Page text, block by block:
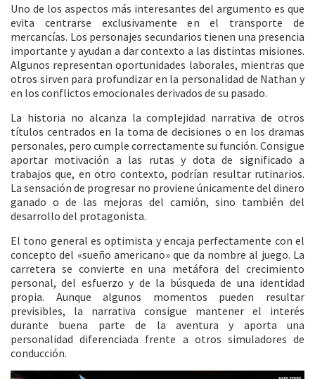
Uno de los aspectos más interesantes del argumento es que
evita centrarse exclusivamente en el transporte de
mercancías. Los personajes secundarios tienen una presencia
importante y ayudan a dar contexto a las distintas misiones.
Algunos representan oportunidades laborales, mientras que
otros sirven para profundizar en la personalidad de Nathan y
en los conflictos emocionales derivados de su pasado.
La historia no alcanza la complejidad narrativa de otros
títulos centrados en la toma de decisiones o en los dramas
personales, pero cumple correctamente su función. Consigue
aportar motivación a las rutas y dota de significado a
trabajos que, en otro contexto, podrían resultar rutinarios.
La sensación de progresar no proviene únicamente del dinero
ganado o de las mejoras del camión, sino también del
desarrollo del protagonista.
El tono general es optimista y encaja perfectamente con el
concepto del «sueño americano» que da nombre al juego. La
carretera se convierte en una metáfora del crecimiento
personal, del esfuerzo y de la búsqueda de una identidad
propia. Aunque algunos momentos pueden resultar
previsibles, la narrativa consigue mantener el interés
durante buena parte de la aventura y aporta una
personalidad diferenciada frente a otros simuladores de
conducción.